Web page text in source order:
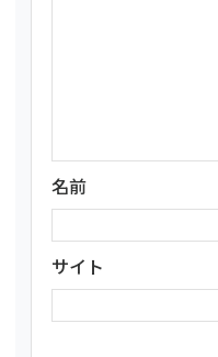
名前
サイト